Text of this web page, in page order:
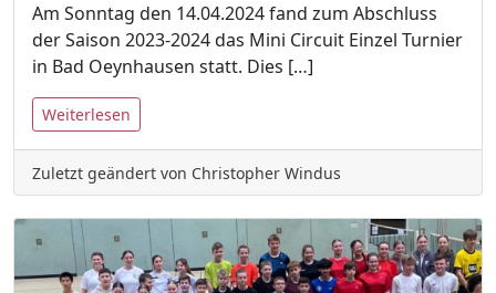
Am Sonntag den 14.04.2024 fand zum Abschluss
der Saison 2023-2024 das Mini Circuit Einzel Turnier
in Bad Oeynhausen statt. Dies […]
Weiterlesen
Zuletzt geändert von Christopher Windus